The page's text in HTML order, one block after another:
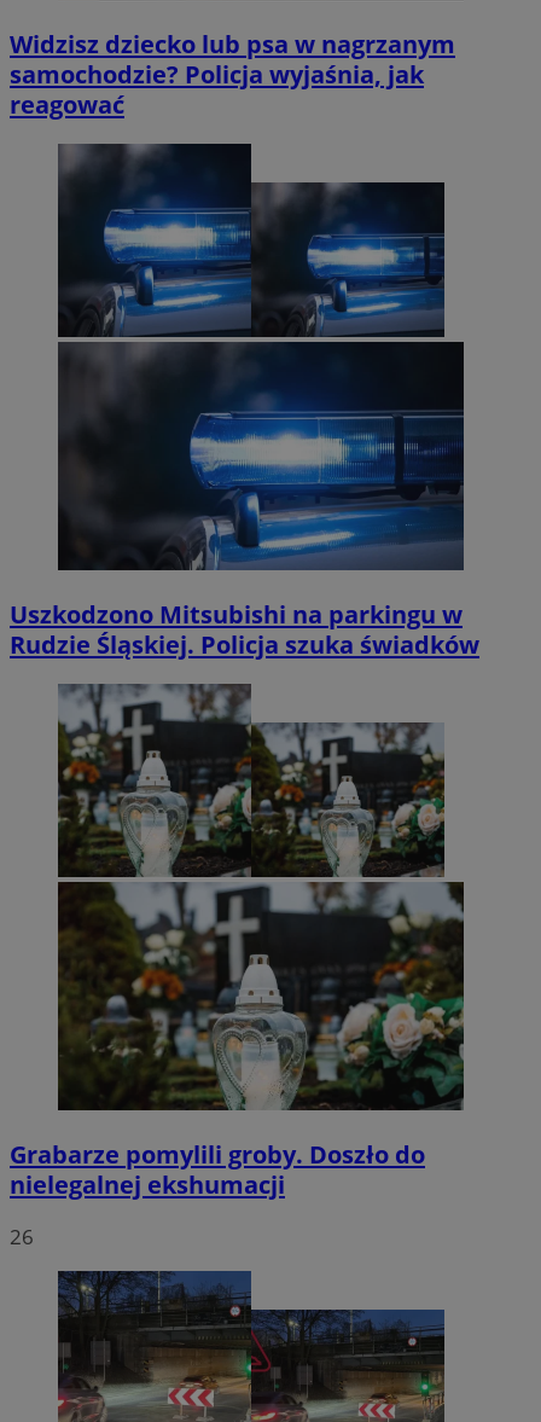
Widzisz dziecko lub psa w nagrzanym
samochodzie? Policja wyjaśnia, jak
reagować
Uszkodzono Mitsubishi na parkingu w
Rudzie Śląskiej. Policja szuka świadków
Grabarze pomylili groby. Doszło do
nielegalnej ekshumacji
26